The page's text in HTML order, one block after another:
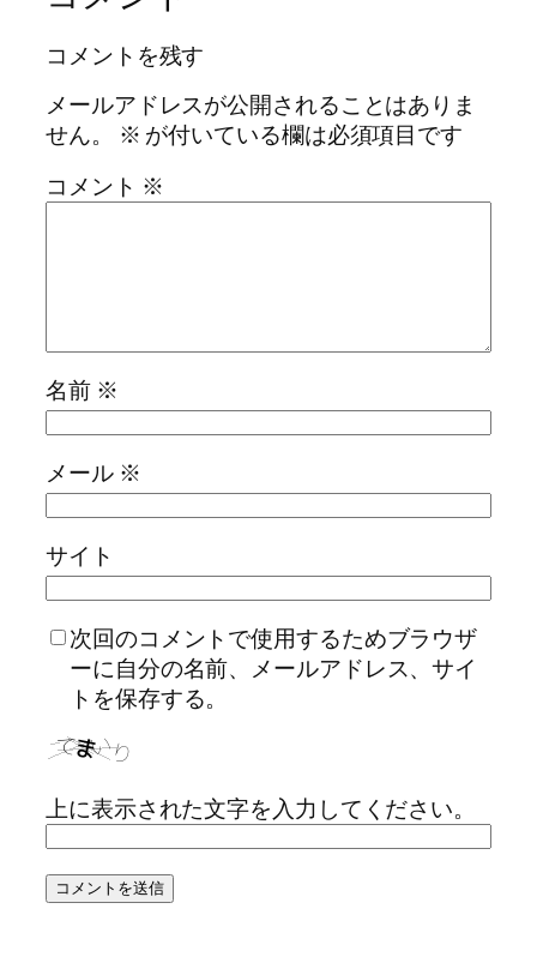
コメントを残す
メールアドレスが公開されることはありま
せん。
※ が付いている欄は必須項目です
コメント ※
名前 ※
メール ※
サイト
次回のコメントで使用するためブラウザ
ーに自分の名前、メールアドレス、サイ
トを保存する。
上に表示された文字を入力してください。